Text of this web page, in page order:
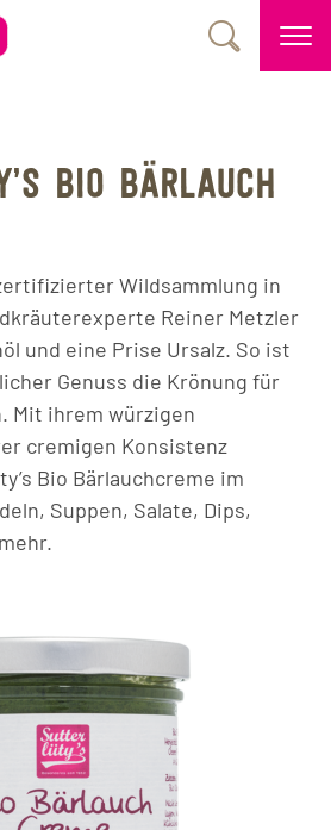
BIO BÄRLAUCH
Wildsammlung in
Reiner Metzler
und eine Prise Ursalz. So ist
Genuss die Krönung für
Mit ihrem würzigen
cremigen Konsistenz
Bio Bärlauchcreme im
Suppen, Salate, Dips,